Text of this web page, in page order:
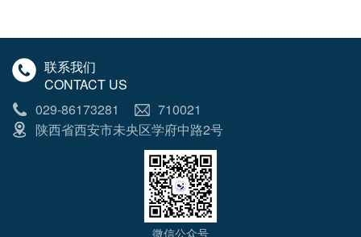
联系我们
CONTACT US
029-86173281
710021
陕西省西安市未央区学府中路2号
微信公众号